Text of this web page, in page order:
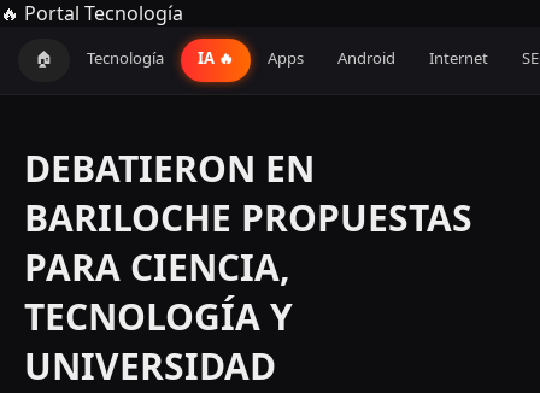
🔥 Portal Tecnología
🏠 Tecnología IA 🔥 Apps Android Internet
DEBATIERON EN
BARILOCHE PROPUESTAS
PARA CIENCIA,
TECNOLOGÍA Y
UNIVERSIDAD